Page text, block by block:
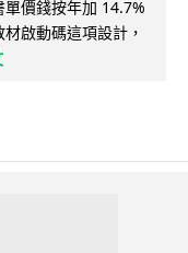
價錢按年加 14.7%
啟動碼這項設計，